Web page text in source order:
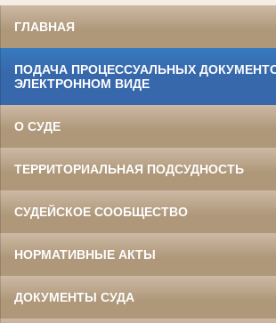
ГЛАВНАЯ
ПОДАЧА ПРОЦЕССУАЛЬНЫХ
ЭЛЕКТРОННОМ ВИДЕ
О СУДЕ
ТЕРРИТОРИАЛЬНАЯ ПОДСУДНОСТЬ
СУДЕЙСКОЕ СООБЩЕСТВО
НОРМАТИВНЫЕ АКТЫ
ДОКУМЕНТЫ СУДА